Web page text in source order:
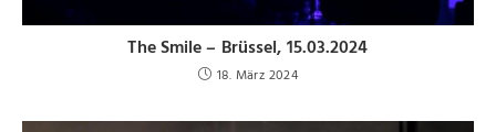
The Smile – Brüssel, 15.03.2024
18. März 2024